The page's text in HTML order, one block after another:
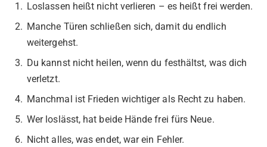
Loslassen heißt nicht verlieren – es heißt frei werden.
Manche Türen schließen sich, damit du endlich
weitergehst.
Du kannst nicht heilen, wenn du festhältst, was dich
verletzt.
Manchmal ist Frieden wichtiger als Recht zu haben.
Wer loslässt, hat beide Hände frei fürs Neue.
Nicht alles, was endet, war ein Fehler.